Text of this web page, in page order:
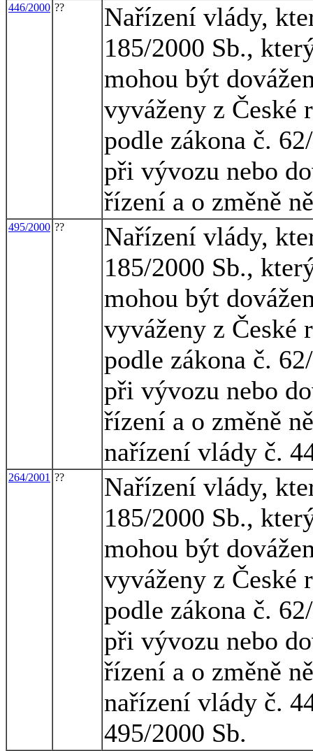
446/2000 ??
Nařízení vlády,
185/2000 Sb.,
mohou být
vyváženy z České
podle zákona č.
při vývozu nebo
řízení a o změně
495/2000 ??
Nařízení vlády,
185/2000 Sb.,
mohou být
vyváženy z České
podle zákona č.
při vývozu nebo
řízení a o změně
nařízení vlády č.
264/2001 ??
Nařízení vlády,
185/2000 Sb.,
mohou být
vyváženy z České
podle zákona č.
při vývozu nebo
řízení a o změně
nařízení vlády č.
495/2000 Sb.